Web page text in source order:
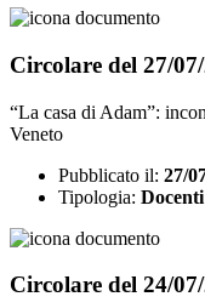
Circolare del 27/
“La casa di Adam”:
Veneto
Pubblicato il: 27/
Tipologia: Docenti
Circolare del 24/